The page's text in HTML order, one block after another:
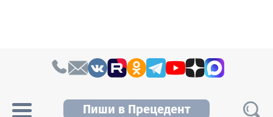
Пиши в Прецедент